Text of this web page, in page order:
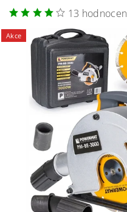
13
Akce